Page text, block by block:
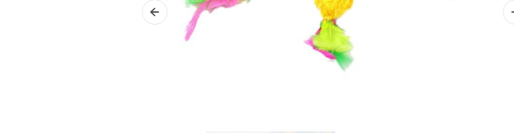
Previous slide